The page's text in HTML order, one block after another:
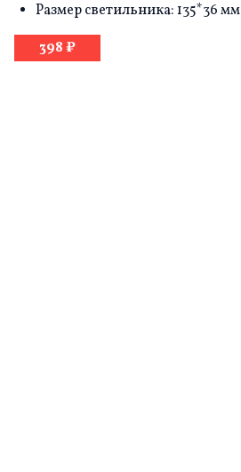
Размер светильника: 135*36 мм
398 ₽